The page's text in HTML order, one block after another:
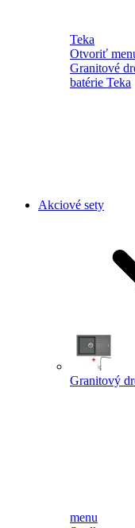
Teka
Otvoriť
Granitové
batérie Teka
Akciové sety
Granitový
menu